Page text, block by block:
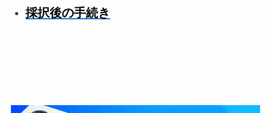
採択後の手続き